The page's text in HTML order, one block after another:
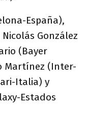
España),
González
(Bayer
Martínez (Inter-
Italia) y
Estados